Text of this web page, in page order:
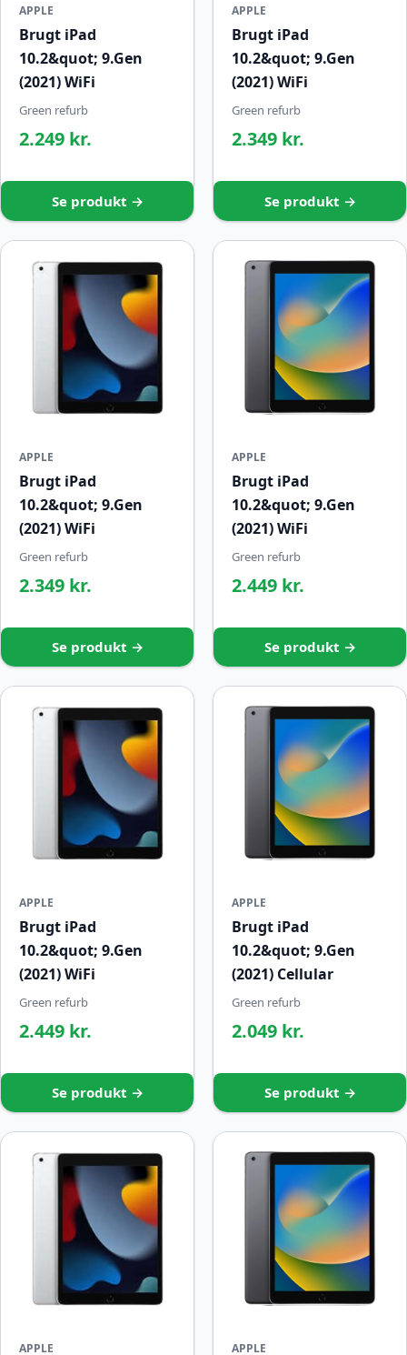
APPLE
Brugt iPad
10.2&quot; 9.Gen
(2021) WiFi
Green refurb
2.249 kr.
Se produkt →
APPLE
Brugt iPad
10.2&quot; 9.Gen
(2021) WiFi
Green refurb
2.349 kr.
Se produkt →
APPLE
Brugt iPad
10.2&quot; 9.Gen
(2021) WiFi
Green refurb
2.349 kr.
Se produkt →
APPLE
Brugt iPad
10.2&quot; 9.Gen
(2021) WiFi
Green refurb
2.449 kr.
Se produkt →
APPLE
Brugt iPad
10.2&quot; 9.Gen
(2021) WiFi
Green refurb
2.449 kr.
Se produkt →
APPLE
Brugt iPad
10.2&quot; 9.Gen
(2021) Cellular
Green refurb
2.049 kr.
Se produkt →
APPLE APPLE